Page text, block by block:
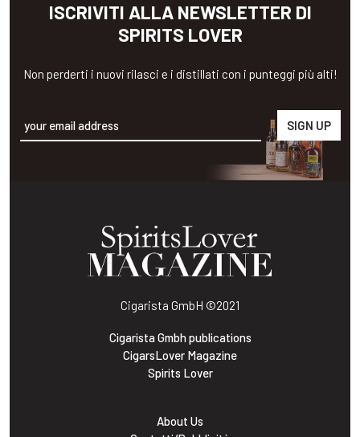
ISCRIVITI ALLA NEWSLETTER DI
SPIRITS LOVER
Non perderti i nuovi rilasci e i distillati con i punteggi più alti!
Cigarista GmbH ©2021
Cigarista Gmbh publications
CigarsLover Magazine
Spirits Lover
About Us